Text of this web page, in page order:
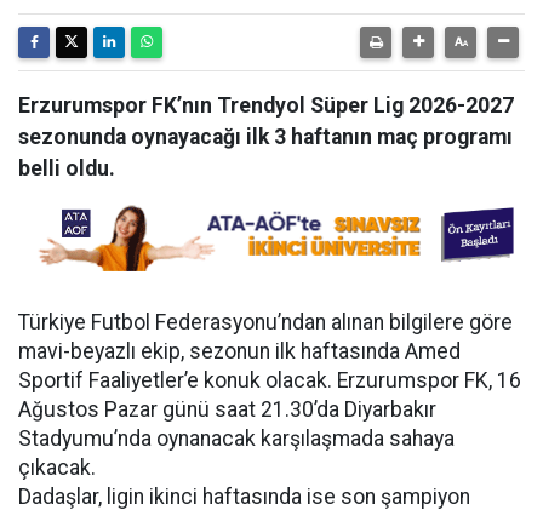
Erzurumspor FK’nın Trendyol Süper Lig 2026-2027
sezonunda oynayacağı ilk 3 haftanın maç programı
belli oldu.
Türkiye Futbol Federasyonu’ndan alınan bilgilere göre
mavi-beyazlı ekip, sezonun ilk haftasında Amed
Sportif Faaliyetler’e konuk olacak. Erzurumspor FK, 16
Ağustos Pazar günü saat 21.30’da Diyarbakır
Stadyumu’nda oynanacak karşılaşmada sahaya
çıkacak.
Dadaşlar, ligin ikinci haftasında ise son şampiyon